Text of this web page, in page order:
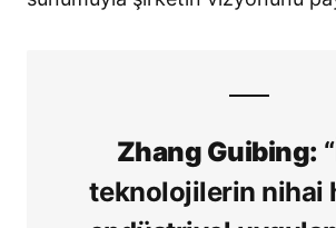
Zhang Guibing:
teknolojilerin nihai